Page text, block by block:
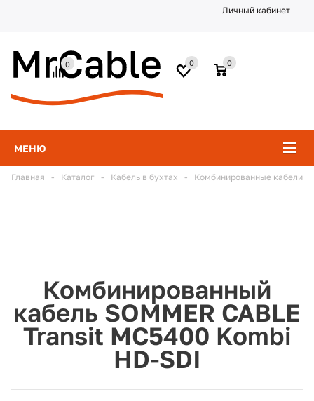
Личный кабинет
МЕНЮ
0
0
0
Главная - Каталог - Кабель в бухтах - Комбинированные кабели
Комбинированный
кабель SOMMER CABLE
Transit MC5400 Kombi
HD-SDI